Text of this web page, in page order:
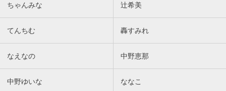
ちゃんみな 辻希美
てんちむ 轟すみれ
なえなの 中野恵那
中野ゆいな ななこ